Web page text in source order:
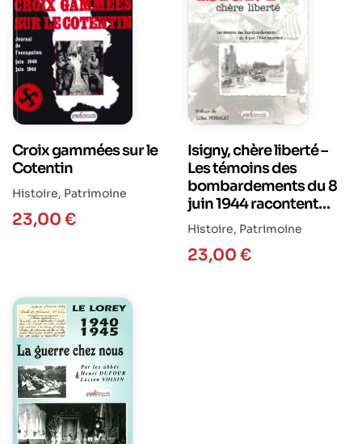
Croix gammées sur le
Cotentin
Histoire, Patrimoine
23,00 €
Isigny, chère liberté –
Les témoins des
bombardements du 8
juin 1944 racontent…
Histoire, Patrimoine
23,00 €